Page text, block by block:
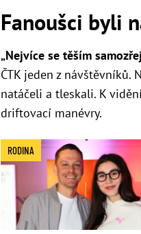
Fanoušci byli
„Nejvíce se těším
ČTK jeden z
natáčeli a tleskali. K
driftovací manévry.
RODINA